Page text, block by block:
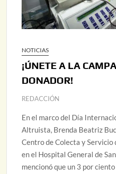
NOTICIAS
¡ÚNETE A LA
DONADOR!
REDACCIÓN
En el marco del Día
Altruista, Brenda Beatriz
Centro de Colecta y Servicio
en el Hospital General de
mencionó que un 3 por